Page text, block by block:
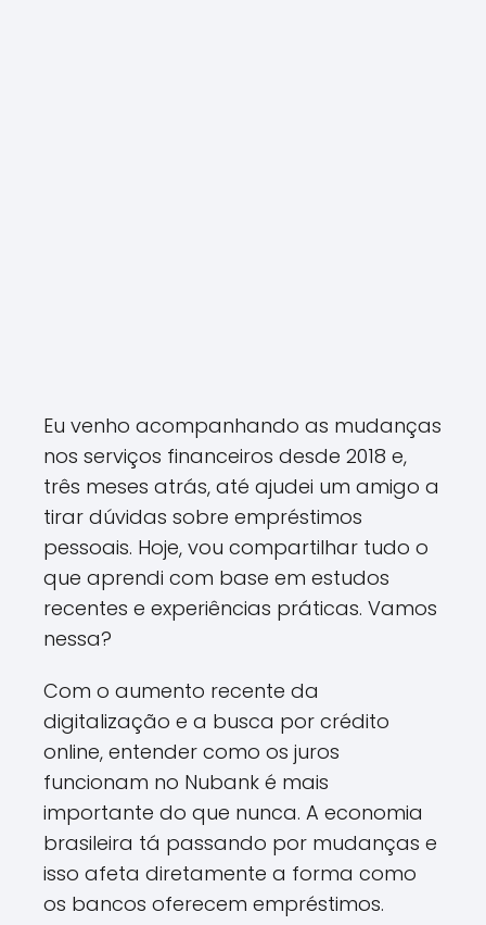
Eu venho acompanhando as mudanças
nos serviços financeiros desde 2018 e,
três meses atrás, até ajudei um amigo a
tirar dúvidas sobre empréstimos
pessoais. Hoje, vou compartilhar tudo o
que aprendi com base em estudos
recentes e experiências práticas. Vamos
nessa?
Com o aumento recente da
digitalização e a busca por crédito
online, entender como os juros
funcionam no Nubank é mais
importante do que nunca. A economia
brasileira tá passando por mudanças e
isso afeta diretamente a forma como
os bancos oferecem empréstimos.